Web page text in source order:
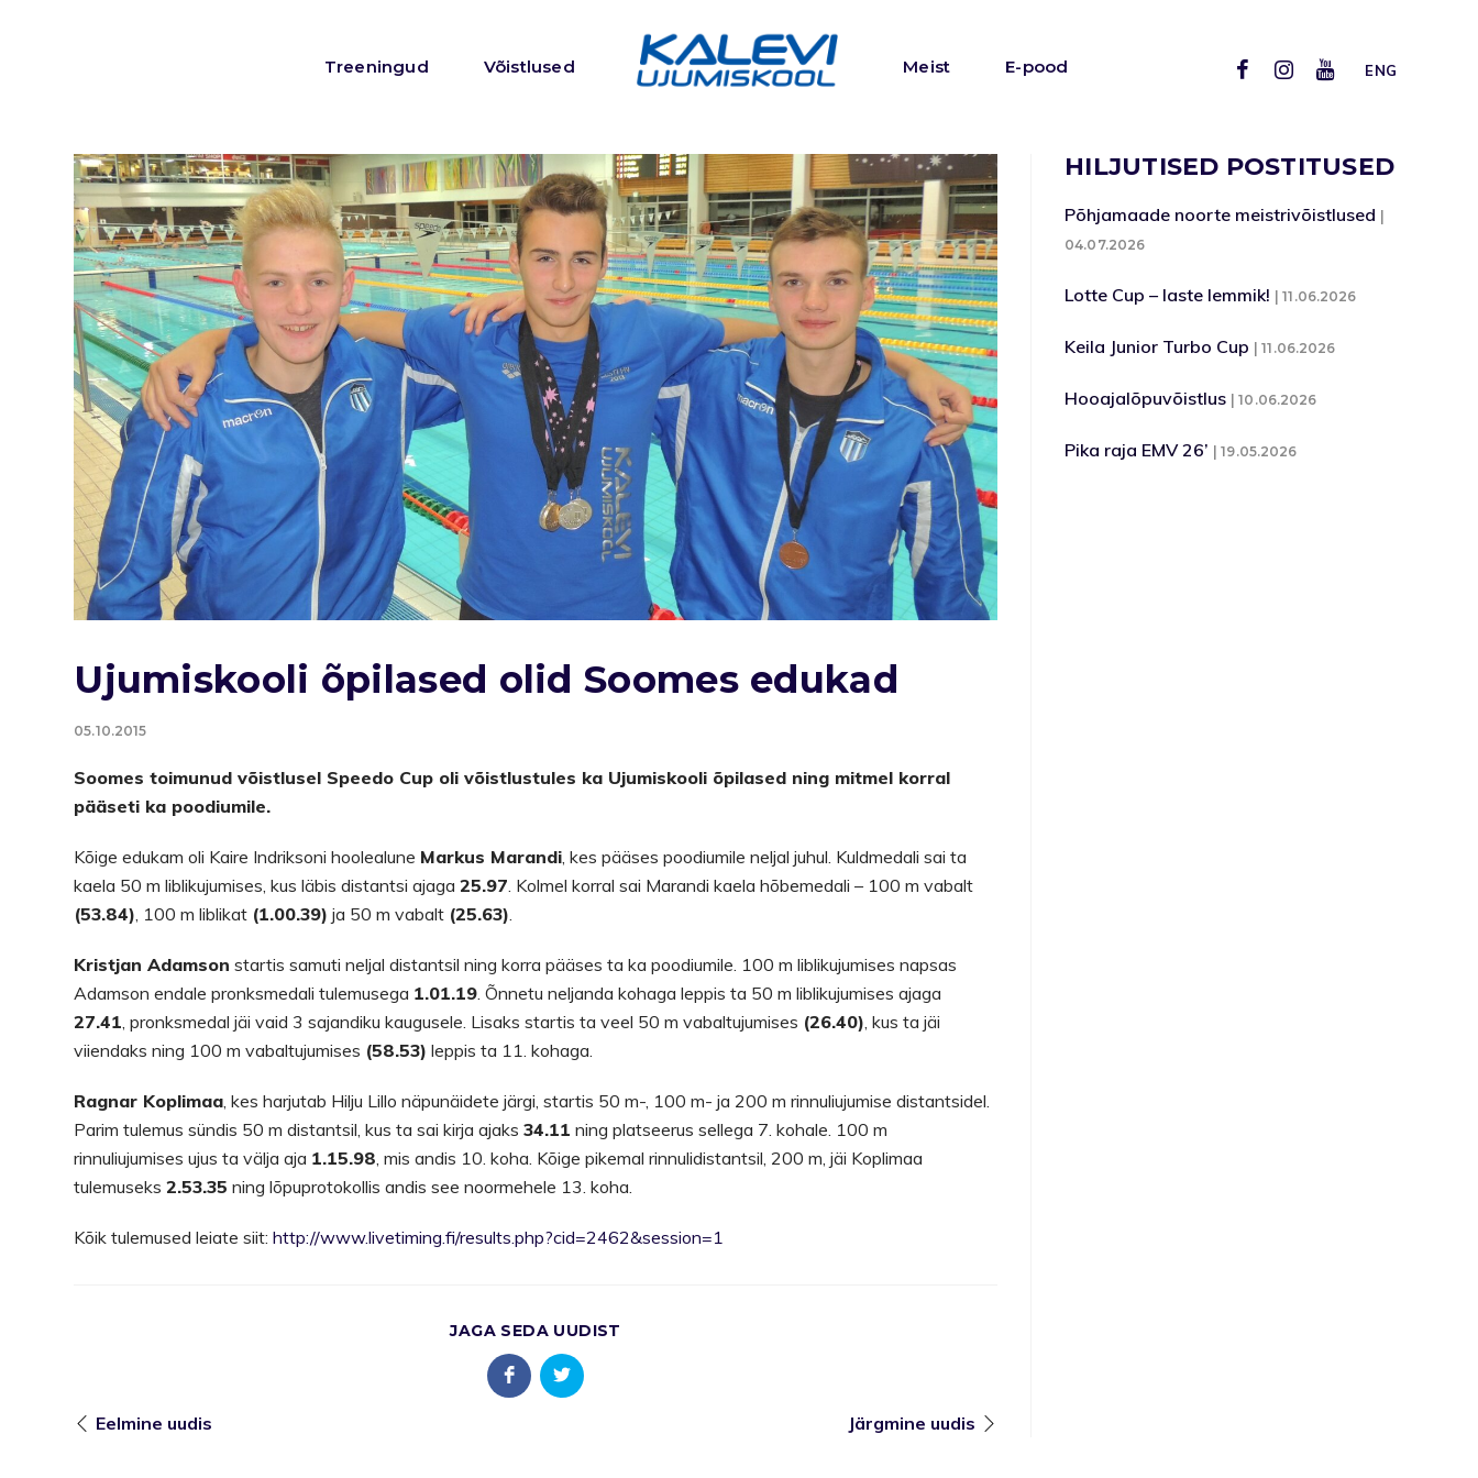
ENG
Treeningud Võistlused Meist E-pood
Ujumiskooli õpilased olid Soomes edukad
05.10.2015
Soomes toimunud võistlusel Speedo Cup oli võistlustules ka Ujumiskooli õpilased ning mitmel korral
pääseti ka poodiumile.
Kõige edukam oli Kaire Indriksoni hoolealune Markus Marandi , kes pääses poodiumile neljal juhul. Kuldmedali sai ta
kaela 50 m liblikujumises, kus läbis distantsi ajaga25.97 . Kolmel korral sai Marandi kaela hõbemedali – 100 m vabalt
(53.84) , 100 m liblikat (1.00.39) ja 50 m vabalt (25.63)
Kristjan Adamson startis samuti neljal distantsil ning korra pääses ta ka poodiumile. 100 m liblikujumises napsas
Adamson endale pronksmedali tulemusega 1.01.19 . Õnnetu neljanda kohaga leppis ta 50 m liblikujumises ajaga
27.41 , pronksmedal jäi vaid 3 sajandiku kaugusele. Lisaks startis ta veel 50 m vabaltujumises (26.40) , kus ta jäi
viiendaks ning 100 m vabaltujumises (58.53) leppis ta 11. kohaga.
Ragnar Koplimaa , kes harjutab Hilju Lillo näpunäidete järgi, startis 50 m-, 100 m- ja 200 m rinnuliujumise distantsidel.
Parim tulemus sündis 50 m distantsil, kus ta sai kirja ajaks34.11 ning platseerus sellega 7. kohale. 100 m
rinnuliujumises ujus ta välja aja 1.15.98 , mis andis 10. koha. Kõige pikemal rinnulidistantsil, 200 m, jäi Koplimaa
tulemuseks2.53.35 ning lõpuprotokollis andis see noormehele 13. koha.
Kõik tulemused leiate siit:http://www.livetiming.fi/results.php?cid=2462&session=1
JAGA SEDA UUDIST
Eelmine uudis Järgmine uudis
HILJUTISED POSTITUSED
Põhjamaade noorte meistrivõistlused
04.07.2026
Lotte Cup – laste lemmik! 11.06.2026
Keila Junior Turbo Cup 11.06.2026
Hooajalõpuvõistlus 10.06.2026
Pika raja EMV 26’ 19.05.2026